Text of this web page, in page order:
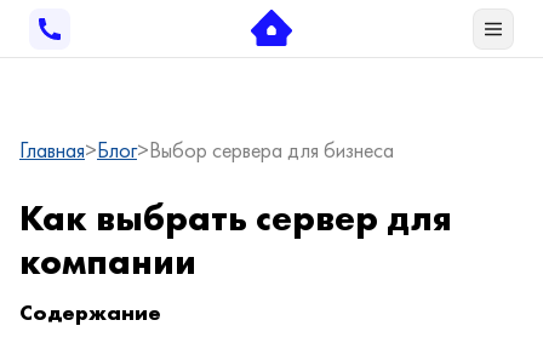
Главная Блог Выбор сервера для бизнеса
Как выбрать сервер для
компании
Содержание